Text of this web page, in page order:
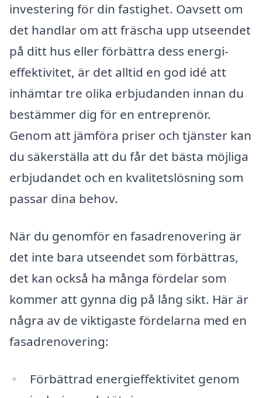
investering för din fastighet. Oavsett om
det handlar om att fräscha upp utseendet
på ditt hus eller förbättra dess energi-
effektivitet, är det alltid en god idé att
inhämtar tre olika erbjudanden innan du
bestämmer dig för en entreprenör.
Genom att jämföra priser och tjänster kan
du säkerställa att du får det bästa möjliga
erbjudandet och en kvalitetslösning som
passar dina behov.
När du genomför en fasadrenovering är
det inte bara utseendet som förbättras,
det kan också ha många fördelar som
kommer att gynna dig på lång sikt. Här är
några av de viktigaste fördelarna med en
fasadrenovering:
Förbättrad energieffektivitet genom